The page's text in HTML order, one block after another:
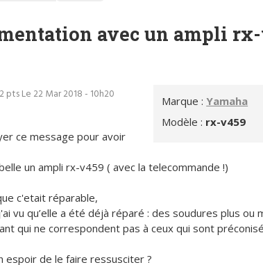
avec un ampli
Marque :Yamaha
Modèle : rx-v459
ptsLe 22 Mar 2018 - 10h20
ce message pour avoir
un ampli rx-v459 ( avec la telecommande !)
c'etait réparable,
vu qu’elle a été déjà réparé : des soudures plus ou
qui ne correspondent pas à ceux qui sont
espoir de le faire ressusciter ?